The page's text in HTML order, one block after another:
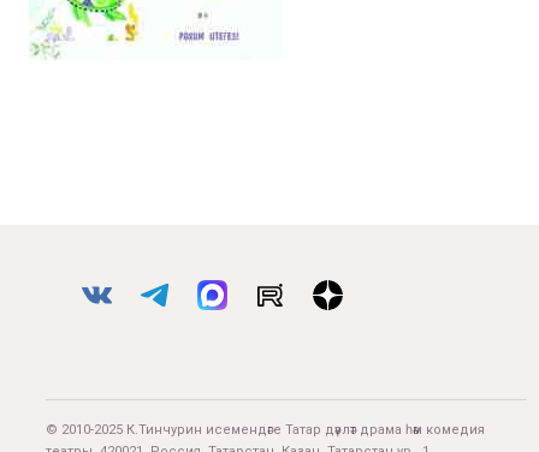
© 2010-2025 К.Тинчурин исемендәге Татар дәүләт драма һәм комедия